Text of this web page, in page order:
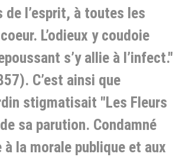
de l’esprit, à toutes les
L’odieux y coudoie
s’y allie à l’infect."
C’est ainsi que
stigmatisait "Les Fleurs
sa parution. Condamné
la morale publique et aux